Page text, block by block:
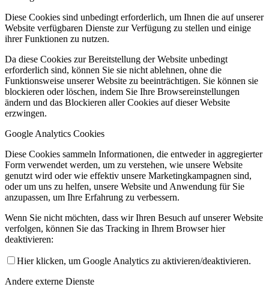
Diese Cookies sind unbedingt erforderlich, um Ihnen die auf unserer
Website verfügbaren Dienste zur Verfügung zu stellen und einige
ihrer Funktionen zu nutzen.
Da diese Cookies zur Bereitstellung der Website unbedingt
erforderlich sind, können Sie sie nicht ablehnen, ohne die
Funktionsweise unserer Website zu beeinträchtigen. Sie können sie
blockieren oder löschen, indem Sie Ihre Browsereinstellungen
ändern und das Blockieren aller Cookies auf dieser Website
erzwingen.
Google Analytics Cookies
Diese Cookies sammeln Informationen, die entweder in aggregierter
Form verwendet werden, um zu verstehen, wie unsere Website
genutzt wird oder wie effektiv unsere Marketingkampagnen sind,
oder um uns zu helfen, unsere Website und Anwendung für Sie
anzupassen, um Ihre Erfahrung zu verbessern.
Wenn Sie nicht möchten, dass wir Ihren Besuch auf unserer Website
verfolgen, können Sie das Tracking in Ihrem Browser hier
deaktivieren:
Hier klicken, um Google Analytics zu aktivieren/deaktivieren.
Andere externe Dienste